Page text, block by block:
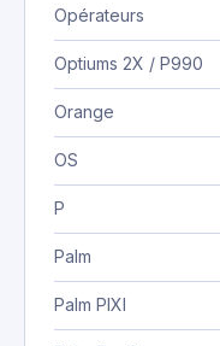
Opérateurs
Optiums 2X / P990
Orange
OS
P
Palm
Palm PIXI